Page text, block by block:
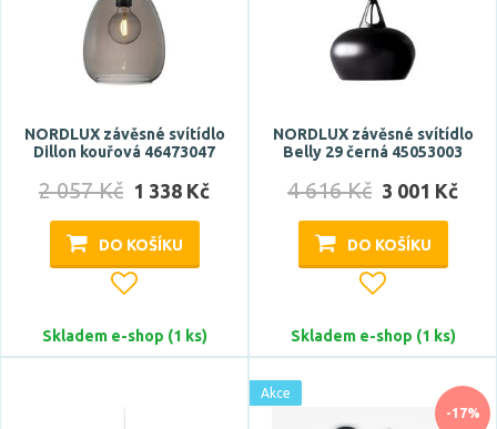
NORDLUX závěsné svítídlo
Dillon kouřová 46473047
2 057 Kč 1 338 Kč
DO KOŠÍKU
Skladem e-shop (1 ks)
NORDLUX závěsné svítídlo
Belly 29 černá 45053003
4 616 Kč 3 001 Kč
DO KOŠÍKU
Skladem e-shop (1 ks)
-17%
Akce